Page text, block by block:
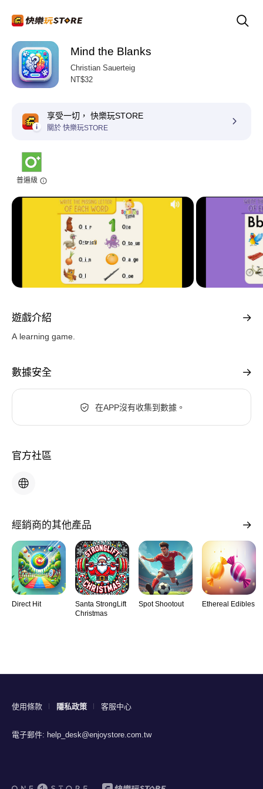
Mind the Blanks
Christian Sauerteig
NT$32
享受一切， 快樂玩STORE
關於 快樂玩STORE
普遍級
遊戲介紹
A learning game.
數據安全
在APP沒有收集到數據。
官方社區
經銷商的其他產品
Direct Hit
Santa StrongLift
Christmas
Spot Shootout Ethereal Edibles
使用條款 隱私政策 客服中心
電子郵件: help_desk@enjoystore.com.tw